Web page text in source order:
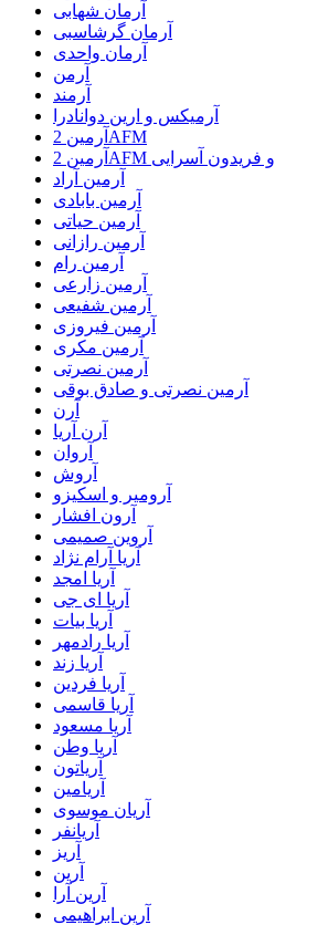
آرمان شهابی
آرمان گرشاسبی
آرمان واحدی
آرمن
آرمند
آرمیکس و ارین دوانادرا
آرمین 2AFM
آرمین 2AFM و فریدون آسرایی
آرمین آراد
آرمین بابادی
آرمین حیاتی
آرمین رازانی
آرمین رام
آرمین زارعی
آرمین شفیعی
آرمین فیروزی
آرمین مکری
آرمین نصرتی
آرمین نصرتی و صادق بوقی
آرن
آرن آریا
آروان
آروش
آرومیر و اسکیزو
آرون افشار
آروین صمیمی
آریا آرام نژاد
آریا امجد
آریا ای جی
آریا بیات
آریا رادمهر
آریا زند
آریا فردین
آریا قاسمی
آریا مسعود
آریا وطن
آریاتون
آریامین
آریان موسوی
آریانفر
آریز
آرین
آرین آرا
آرین ابراهیمی